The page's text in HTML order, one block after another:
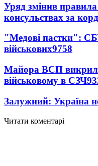
Уряд змінив правила
консульствах за
"Медові пастки":
військових9758
Майора ВСП
військовому в СЗЧ
Залужний: Україна
Читати коментарі